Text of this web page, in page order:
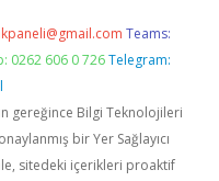
Teams:
0262 606 0 726 Telegram:
gereğince Bilgi Teknolojileri
bir Yer Sağlayıcı
sitedeki içerikleri proaktif